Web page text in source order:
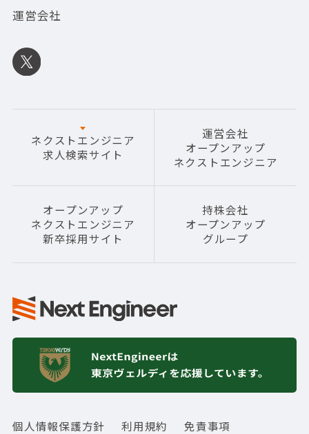
運営会社
ネクストエンジニア
求人検索サイト
運営会社
オープンアップ
ネクストエンジニア
オープンアップ
ネクストエンジニア
新卒採用サイト
持株会社
オープンアップ
グループ
個人情報保護方針 利用規約 免責事項